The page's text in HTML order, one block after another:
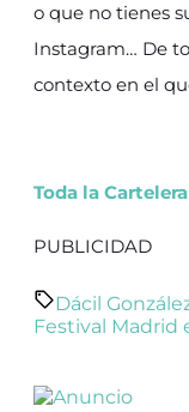
o que no tienes
Instagram… De
contexto en el
Toda la
PUBLICIDAD
Dácil
Festival Madrid